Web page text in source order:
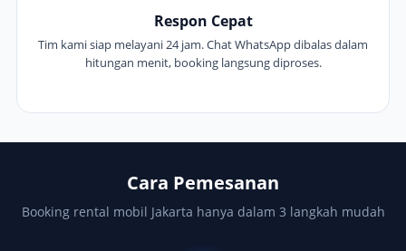
Respon Cepat
Tim kami siap melayani 24 jam. Chat WhatsApp dibalas dalam
hitungan menit, booking langsung diproses.
Cara Pemesanan
Booking rental mobil Jakarta hanya dalam 3 langkah mudah